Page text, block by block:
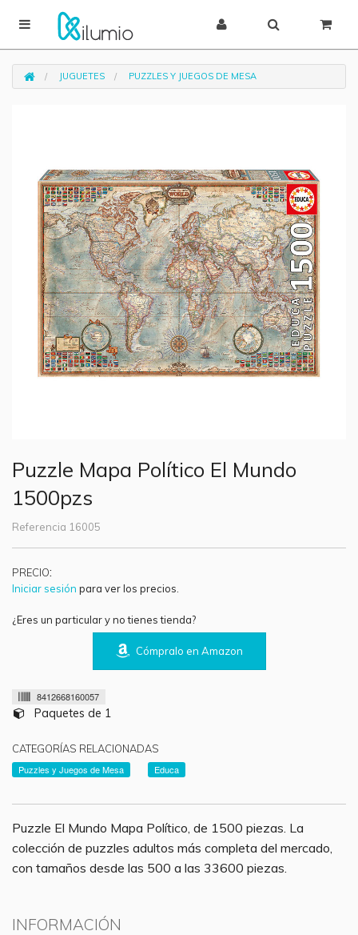
JUGUETES PUZZLES Y JUEGOS DE MESA
Puzzle Mapa Político El Mundo
1500pzs
Referencia 16005
PRECIO:
Iniciar sesión para ver los precios.
¿Eres un particular y no tienes tienda?
Cómpralo en Amazon
8412668160057
Paquetes de 1
CATEGORÍAS RELACIONADAS
Puzzles y Juegos de Mesa
Educa
Puzzle El Mundo Mapa Político, de 1500 piezas. La
colección de puzzles adultos más completa del mercado,
con tamaños desde las 500 a las 33600 piezas.
INFORMACIÓN